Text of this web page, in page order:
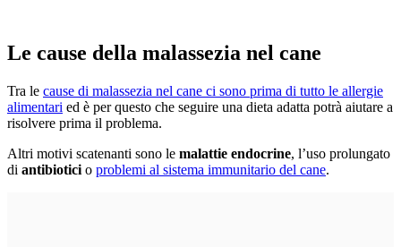
Le cause della malassezia nel cane
Tra le cause di malassezia nel cane ci sono prima di tutto le allergie
alimentari ed è per questo che seguire una dieta adatta potrà aiutare a
risolvere prima il problema.
Altri motivi scatenanti sono le malattie endocrine, l’uso prolungato
di antibiotici o problemi al sistema immunitario del cane.